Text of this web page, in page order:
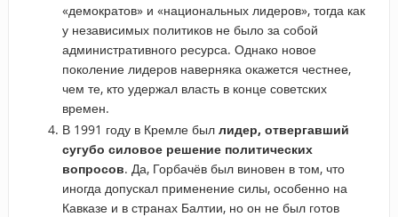
«демократов» и «национальных лидеров», тогда как
у независимых политиков не было за собой
административного ресурса. Однако новое
поколение лидеров наверняка окажется честнее,
чем те, кто удержал власть в конце советских
времен.
В 1991 году в Кремле был лидер, отвергавший
сугубо силовое решение политических
вопросов. Да, Горбачёв был виновен в том, что
иногда допускал применение силы, особенно на
Кавказе и в странах Балтии, но он не был готов